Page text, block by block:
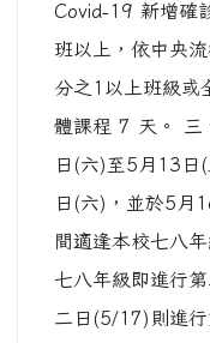
Covid-19 新增確
班以上，依中央
分之1以上班級或
體課程 7 天。 三
日(六)至5月13日
日(六)，並於5月
間適逢本校七八
七八年級即進行
二日(5/17)則進行